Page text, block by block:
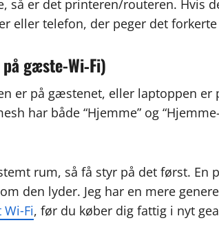
så er det printeren/routeren. Hvis
eller telefon, der peger det
gæste-Wi‑Fi)
er på gæstenet, eller laptoppen er
har både “Hjemme” og
rum, så få styr på det først. En
den lyder. Jeg har en mere
, før du køber dig fattig i nyt